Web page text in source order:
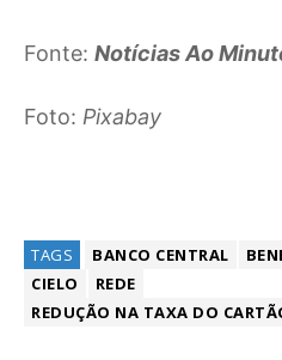
Fonte: Notícias Ao
Foto: Pixabay
TAGS BANCO CENTRAL
CIELO
REDE
REDUÇÃO NA TAXA DO